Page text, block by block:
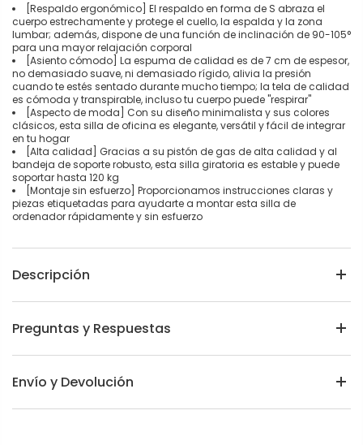
[Respaldo ergonómico] El respaldo en forma de S abraza el
cuerpo estrechamente y protege el cuello, la espalda y la zona
lumbar; además, dispone de una función de inclinación de 90-105°
para una mayor relajación corporal
[Asiento cómodo] La espuma de calidad es de 7 cm de espesor,
no demasiado suave, ni demasiado rígido, alivia la presión
cuando te estés sentado durante mucho tiempo; la tela de calidad
es cómoda y transpirable, incluso tu cuerpo puede "respirar"
[Aspecto de moda] Con su diseño minimalista y sus colores
clásicos, esta silla de oficina es elegante, versátil y fácil de integrar
en tu hogar
[Alta calidad] Gracias a su pistón de gas de alta calidad y al
bandeja de soporte robusto, esta silla giratoria es estable y puede
soportar hasta 120 kg
[Montaje sin esfuerzo] Proporcionamos instrucciones claras y
piezas etiquetadas para ayudarte a montar esta silla de
ordenador rápidamente y sin esfuerzo
Descripción
Preguntas y Respuestas
Envío y Devolución